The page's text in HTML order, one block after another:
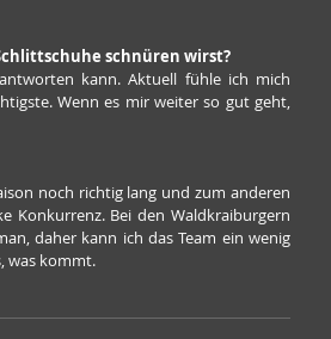
schnüren wirst?
kann. Aktuell fühle ich mich
Wenn es mir weiter so gut geht,
noch richtig lang und zum anderen
Bei den Waldkraiburgern
daher kann ich das Team ein wenig
was kommt.